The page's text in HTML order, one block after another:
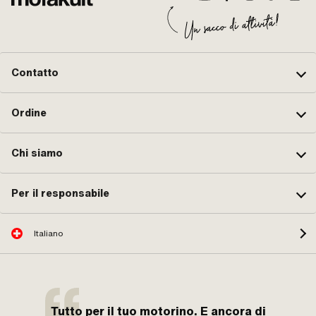
Contatto
Ordine
Chi siamo
Per il responsabile
Italiano
Tutto per il tuo motorino. E ancora di